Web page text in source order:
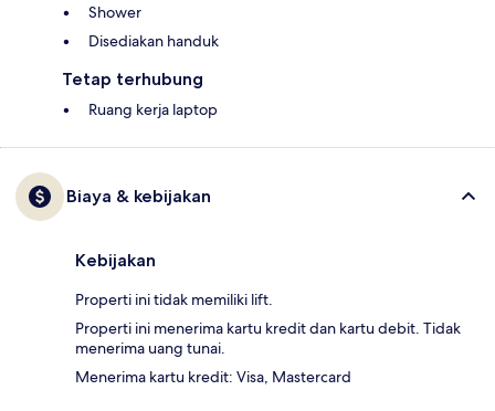
Shower
Disediakan handuk
Tetap terhubung
Ruang kerja laptop
Biaya & kebijakan
Kebijakan
Properti ini tidak memiliki lift.
Properti ini menerima kartu kredit dan kartu debit. Tidak
menerima uang tunai.
Menerima kartu kredit: Visa, Mastercard